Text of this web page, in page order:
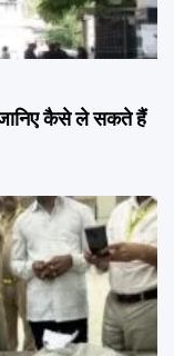
कैसे ले सकते हैं